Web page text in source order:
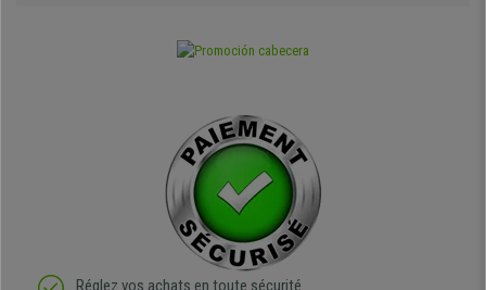
Réglez vos achats en toute sécurité